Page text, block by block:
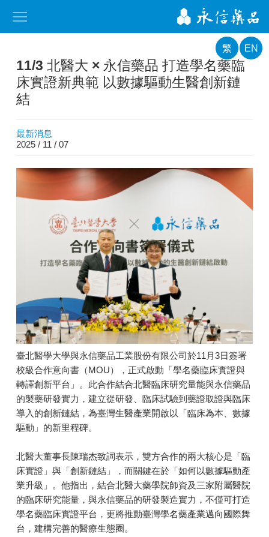
繁 EN
11/3 北醫大 × 永信藥品 打造學名藥臨
床實證新典範 以數據驅動生醫創新鏈
結
最新消息
2025 / 11 / 07
臺北醫學大學與永信藥品工業股份有限公司於11月3日簽署
校級合作意向書（MOU），正式啟動「學名藥臨床實證與
轉譯創新平台」。此合作結合北醫臨床研究量能與永信藥品
的製藥研發實力，建立從研發、臨床試驗到藥證取證與臨床
導入的創新鏈結，為臺灣生醫產業開啟以「臨床為本、數據
驅動」的新里程碑。
北醫大董事長陳瑞杰致詞表示，雙方合作的兩大核心是「臨
床實證」與「創新鏈結」，而關鍵在於「如何以數據驅動產
業升級」。他指出，結合北醫大藥學院師資及三家附屬醫院
的臨床研究能量，與永信藥品的研發製造實力，不僅可打造
學名藥臨床實證平台，更將推動臺灣學名藥產業邁向國際舞
台，建構完善的醫療生態圈。